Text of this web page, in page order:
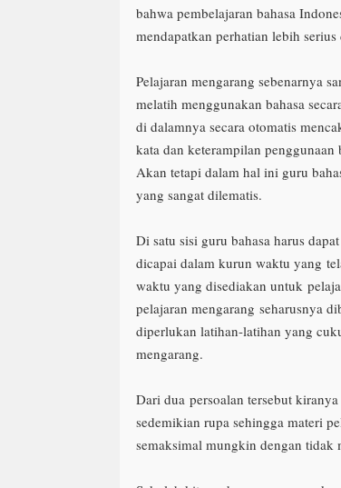
bahwa pembelajaran bahasa
mendapatkan perhatian lebih
Pelajaran mengarang sebenarnya
melatih menggunakan bahasa
di dalamnya secara otomatis
kata dan keterampilan
Akan tetapi dalam hal ini guru
yang sangat dilematis.
Di satu sisi guru bahasa harus dapat
dicapai dalam kurun waktu yang
waktu yang disediakan untuk
pelajaran mengarang seharusnya
diperlukan latihan-latihan yang
mengarang.
Dari dua persoalan tersebut
sedemikian rupa sehingga materi
semaksimal mungkin dengan tidak